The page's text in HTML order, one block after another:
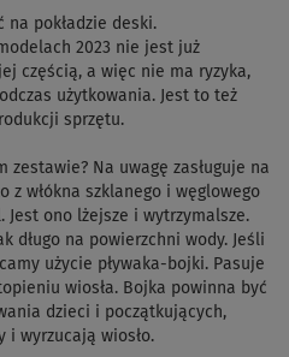
na pokładzie deski.
2023 nie jest już
częścią, a więc nie ma ryzyka,
użytkowania. Jest to też
sprzętu.
zestawie? Na uwagę zasługuje na
z włókna szklanego i węglowego
Jest ono lżejsze i wytrzymalsze.
długo na powierzchni wody. Jeśli
użycie pływaka-bojki. Pasuje
wiosła. Bojka powinna być
dzieci i początkujących,
i wyrzucają wiosło.